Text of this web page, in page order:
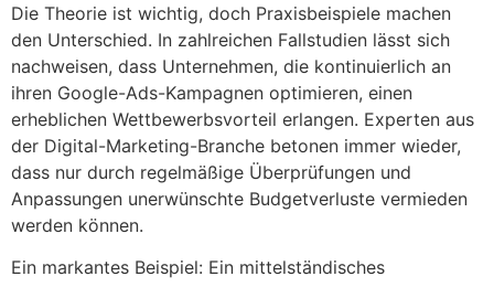
Die Theorie ist wichtig, doch Praxisbeispiele machen
den Unterschied. In zahlreichen Fallstudien lässt sich
nachweisen, dass Unternehmen, die kontinuierlich an
ihren Google-Ads-Kampagnen optimieren, einen
erheblichen Wettbewerbsvorteil erlangen. Experten aus
der Digital-Marketing-Branche betonen immer wieder,
dass nur durch regelmäßige Überprüfungen und
Anpassungen unerwünschte Budgetverluste vermieden
werden können.
Ein markantes Beispiel: Ein mittelständisches